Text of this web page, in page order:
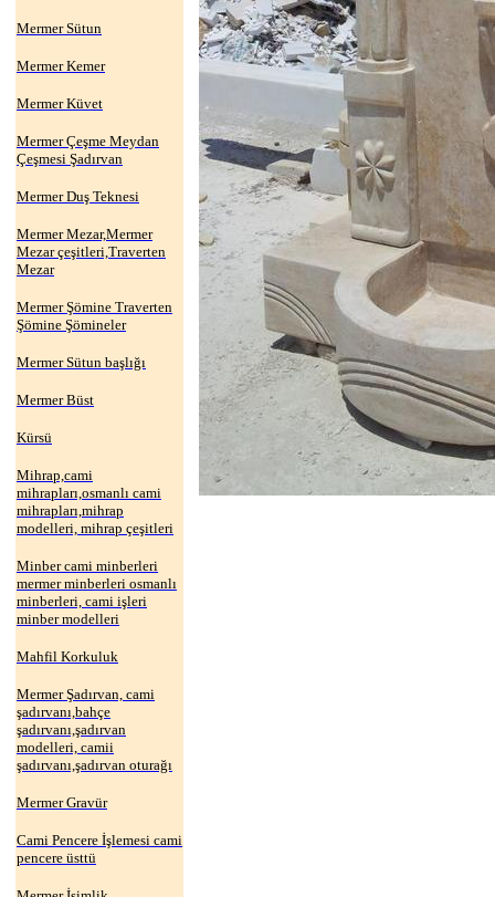
Mermer Sütun
Mermer Kemer
Mermer Küvet
Mermer Çeşme Meydan
Çeşmesi Şadırvan
Mermer Duş Teknesi
Mermer Mezar,Mermer
Mezar çeşitleri,Traverten
Mezar
Mermer Şömine Traverten
Şömine Şömineler
Mermer Sütun başlığı
Mermer Büst
Kürsü
Mihrap,cami
mihrapları,osmanlı cami
mihrapları,mihrap
modelleri, mihrap çeşitleri
Minber cami minberleri
mermer minberleri osmanlı
minberleri, cami işleri
minber modelleri
Mahfil Korkuluk
Mermer Şadırvan, cami
şadırvanı,bahçe
şadırvanı,şadırvan
modelleri, camii
şadırvanı,şadırvan oturağı
Mermer Gravür
Cami Pencere İşlemesi cami
pencere üsttü